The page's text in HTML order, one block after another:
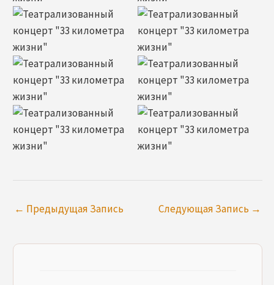
← Предыдущая Запись Следующая Запись →